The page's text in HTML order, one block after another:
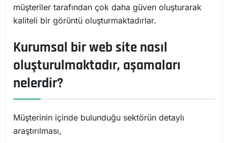
müşteriler tarafından çok daha güven oluşturarak
kaliteli bir görüntü oluşturmaktadırlar.
Kurumsal bir web site nasıl
oluşturulmaktadır, aşamaları
nelerdir?
Müşterinin içinde bulunduğu sektörün detaylı
araştırılması,